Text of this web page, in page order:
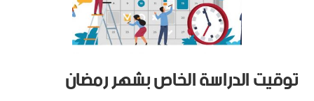
توقيت الدراسة الخاص بشهر رمضان